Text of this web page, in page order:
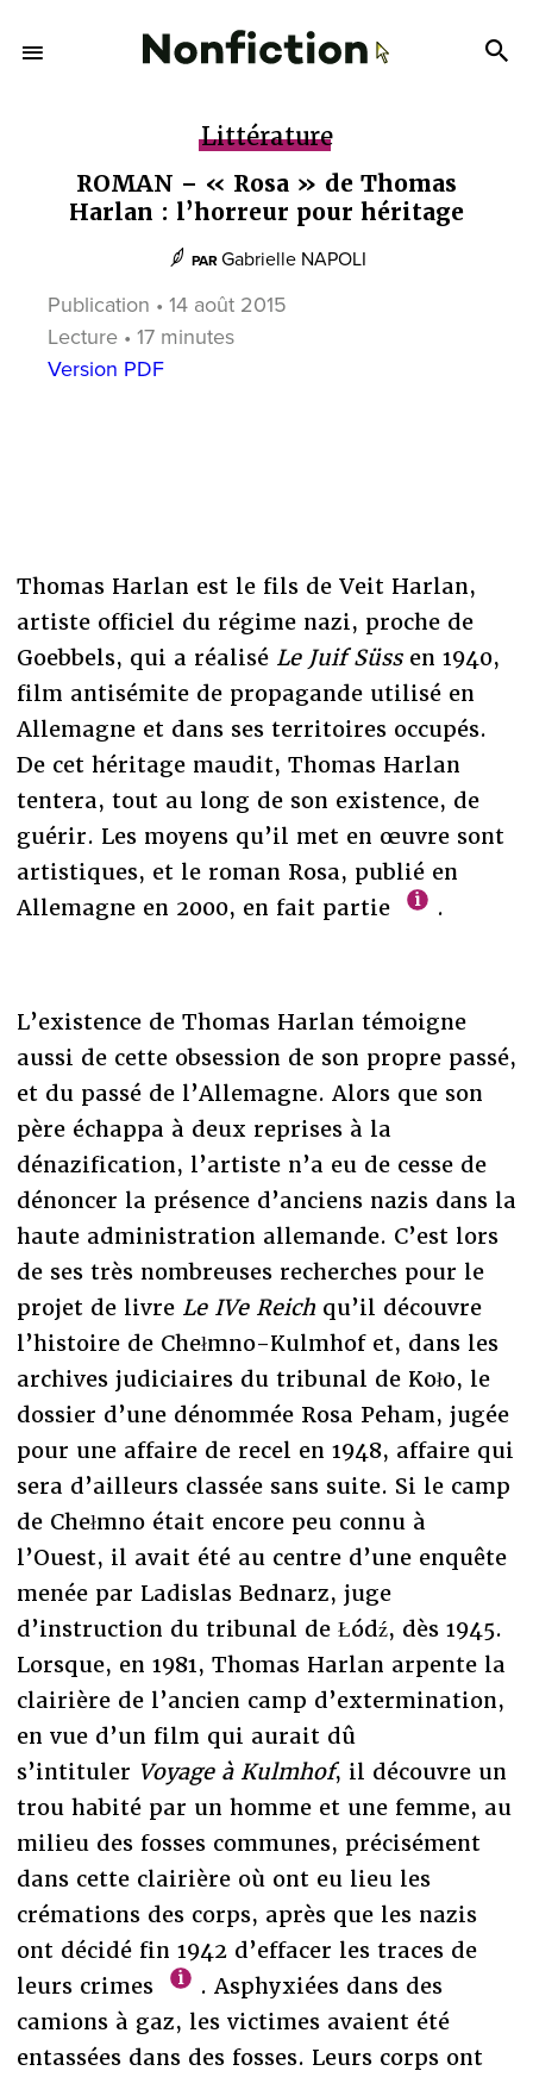
Littérature
ROMAN – « Rosa » de Thomas
Harlan : l’horreur pour héritage
PAR Gabrielle NAPOLI
Publication • 14 août 2015
Lecture • 17 minutes
Version PDF
Thomas Harlan est le fils de Veit Harlan,
artiste officiel du régime nazi, proche de
Goebbels, qui a réalisé Le Juif Süss en 1940,
film antisémite de propagande utilisé en
Allemagne et dans ses territoires occupés.
De cet héritage maudit, Thomas Harlan
tentera, tout au long de son existence, de
guérir. Les moyens qu’il met en œuvre sont
artistiques, et le roman Rosa, publié en
Allemagne en 2000, en fait partie
.
L’existence de Thomas Harlan témoigne
aussi de cette obsession de son propre passé,
et du passé de l’Allemagne. Alors que son
père échappa à deux reprises à la
dénazification, l’artiste n’a eu de cesse de
dénoncer la présence d’anciens nazis dans la
haute administration allemande. C’est lors
de ses très nombreuses recherches pour le
projet de livreLe IVe Reichqu’il découvre
l’histoire de Chełmno-Kulmhof et, dans les
archives judiciaires du tribunal de Koło, le
dossier d’une dénommée Rosa Peham, jugée
pour une affaire de recel en 1948, affaire qui
sera d’ailleurs classée sans suite. Si le camp
de Chełmno était encore peu connu à
l’Ouest, il avait été au centre d’une enquête
menée par Ladislas Bednarz, juge
d’instruction du tribunal de Łódź, dès 1945.
Lorsque, en 1981, Thomas Harlan arpente la
clairière de l’ancien camp d’extermination,
en vue d’un film qui aurait dû
s’intituler Voyage à Kulmhof, il découvre un
trou habité par un homme et une femme, au
milieu des fosses communes, précisément
dans cette clairière où ont eu lieu les
crémations des corps, après que les nazis
ont décidé fin 1942 d’effacer les traces de
leurs crimes
. Asphyxiées dans des
camions à gaz, les victimes avaient été
entassées dans des fosses. Leurs corps ont